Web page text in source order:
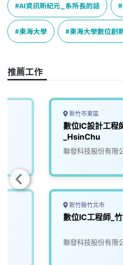
e
b
o
o
e
e
a
d
s
k
e
d
I
y
L
i
n
AI資訊新紀元_系所長的話
東海大學 東海大學數位創
推薦工作
新竹市東區
數位IC設計工程
_HsinChu
聯發科技股份有限
新竹縣竹北市
數位IC工程師_
聯發科技股份有限